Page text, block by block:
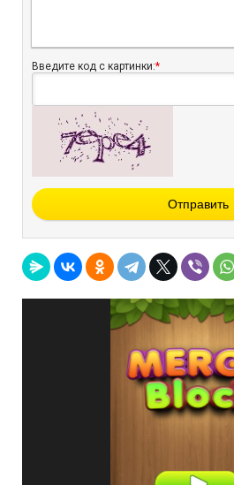
Введите код с картинки:*
Отправить